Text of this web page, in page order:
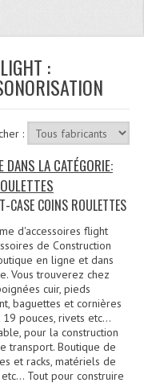
Diamants
De Régie
:
:
DANS LA CATÉGORIE:
CASE COINS ROULETTES
d'accessoires flight
de Construction
en ligne et dans
Vous trouverez chez
cuir, pieds
baguettes et cornières
pouces, rivets etc...
pour la construction
transport. Boutique de
et racks, matériels de
Tout pour construire